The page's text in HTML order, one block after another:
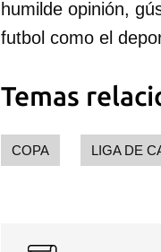
humilde opinión,
futbol como el
Temas
COPA LIGA DE